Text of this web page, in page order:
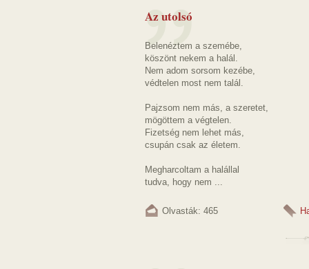
Az utolsó
Belenéztem a szemébe,
köszönt nekem a halál.
Nem adom sorsom kezébe,
védtelen most nem talál.
Pajzsom nem más, a szeretet,
mögöttem a végtelen.
Fizetség nem lehet más,
csupán csak az életem.
Megharcoltam a halállal
tudva, hogy nem ...
Olvasták: 465